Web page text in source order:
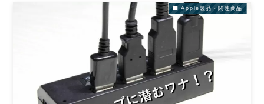
Apple製品・関連商品